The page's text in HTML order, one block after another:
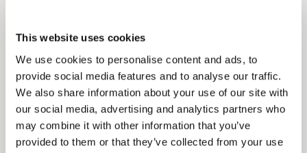
This website uses cookies
We use cookies to personalise content and ads, to
provide social media features and to analyse our traffic.
We also share information about your use of our site with
our social media, advertising and analytics partners who
may combine it with other information that you’ve
provided to them or that they’ve collected from your use
购物者细分是指根据人们不同的购物行为和态度进行的人
群划分。
了解更多
家庭消费样组